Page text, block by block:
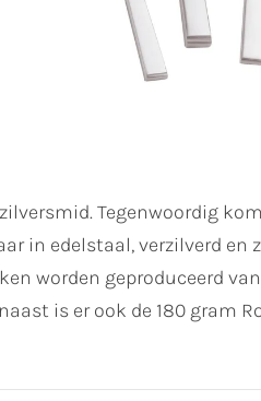
Tegenwoordig
in edelstaal, verzilverd en
worden geproduceerd
is er ook de 180 gram